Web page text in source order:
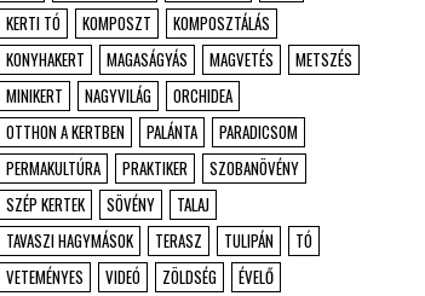
KERTI TÓ
KOMPOSZT
KOMPOSZTÁLÁS
KONYHAKERT
MAGASÁGYÁS MAGVETÉS
METSZÉS
MINIKERT
NAGYVILÁG
ORCHIDEA
OTTHON A KERTBEN
PALÁNTA
PARADICSOM
PERMAKULTÚRA
PRAKTIKER
SZOBANÖVÉNY
SZÉP KERTEK
SÖVÉNY
TALAJ
TAVASZI HAGYMÁSOK
TERASZ TULIPÁN
TÓ
VETEMÉNYES
VIDEÓ ZÖLDSÉG
ÉVELŐ